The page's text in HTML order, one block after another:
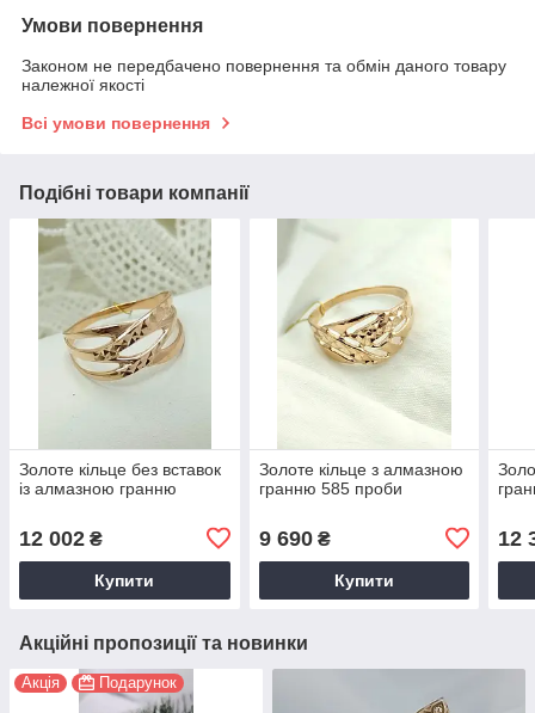
Умови повернення
Законом не передбачено повернення та обмін даного товару
належної якості
Всі умови повернення
Подібні товари компанії
Золоте кільце без вставок
із алмазною гранню
12 002 ₴
Купити
Золоте кільце з алмазною
гранню 585 проби
9 690₴
Купити
12
Акційні пропозиції та новинки
Акція Подарунок